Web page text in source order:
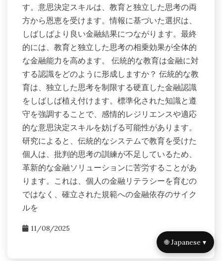
す。意思決定スキルは、教育と独立した思考の両
方から恩恵を受けます。情報に基づいた選択は、
しばしばより良い金融結果につながります。最終
的には、教育と独立した思考の相乗効果が全体的
な金融能力を高めます。 伝統的な教育は金融に対
する認識をどのように形成しますか？ 伝統的な教
育は、独立した思考を制限する硬直した金融認識
をしばしば植え付けます。標準化された知識と遵
守を強調することで、感情的レジリエンスや適応
的な意思決定スキルを妨げる可能性があります。
研究によると、伝統的なシステムで教育を受けた
個人は、批判的思考の訓練が不足しているため、
革新的な金融ソリューションに苦労することがあ
ります。これは、個人の金融リテラシーを育むの
ではなく、確立された規範への金融依存のサイク
ルを
11/08/2025
🌐 Japanese ▾